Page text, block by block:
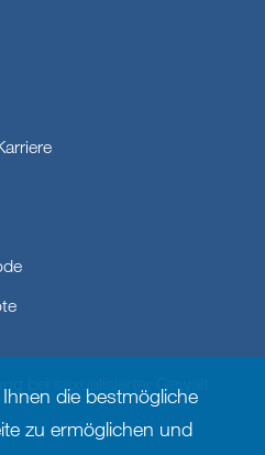
die bestmögliche
zu ermöglichen und